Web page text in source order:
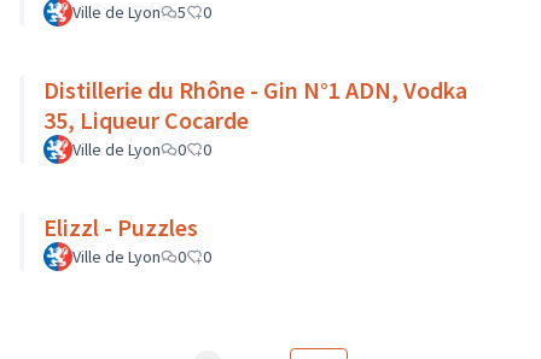
Ville de Lyon 5 0
Distillerie du Rhône - Gin N°1 ADN, Vodka
35, Liqueur Cocarde
Ville de Lyon 0 0
Elizzl - Puzzles
Ville de Lyon 0 0